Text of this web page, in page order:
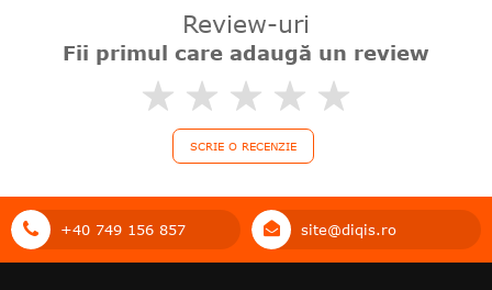
Review-uri
Fii primul care adaugă un review
SCRIE O RECENZIE
+40 749 156 857 site@diqis.ro